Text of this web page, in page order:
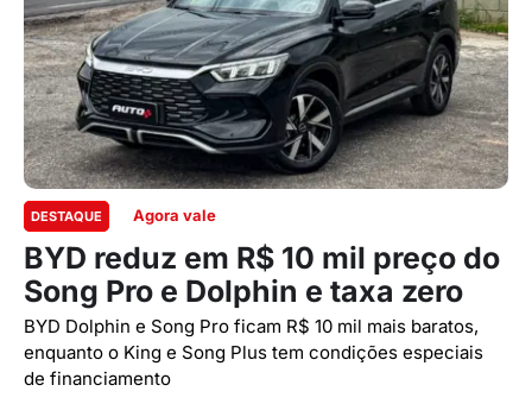
DESTAQUE Agora vale
BYD reduz em R$ 10 mil preço do
Song Pro e Dolphin e taxa zero
BYD Dolphin e Song Pro ficam R$ 10 mil mais baratos,
enquanto o King e Song Plus tem condições especiais
de financiamento